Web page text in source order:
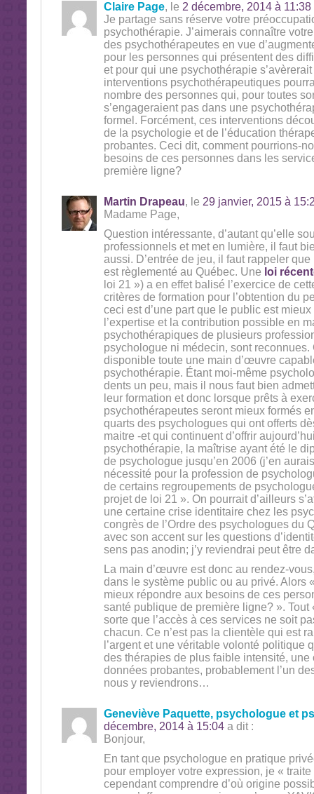
Claire Page, le 2 décembre, 2014 à 11:38
Je partage sans réserve votre
psychothérapie. J’aimerais connaître
des psychothérapeutes en vue
pour les personnes qui présentent des
et pour qui une psychothérapie
interventions psychothérapeutiques
nombre des personnes qui, pour toutes
s’engageraient pas dans une
formel. Forcément, ces interventions
de la psychologie et de l’éducation
probantes. Ceci dit, comment pourrions-
besoins de ces personnes dans les
première ligne?
Martin Drapeau, le 29 janvier, 2015 à
Madame Page,
Question intéressante, d’autant qu’elle
professionnels et met en lumière, il faut
aussi. D’entrée de jeu, il faut rappeler
est règlementé au Québec. Une loi
loi 21 ») a en effet balisé l’exercice de
critères de formation pour l’obtention du
ceci est d’une part que le public est
l’expertise et la contribution possible en
psychothérapiques de plusieurs
psychologue ni médecin, sont reconnues.
disponible toute une main d’œuvre
psychothérapie. Étant moi-même
dents un peu, mais il nous faut bien
leur formation et donc lorsque prêts à
psychothérapeutes seront mieux formés
quarts des psychologues qui ont offerts
maitre -et qui continuent d’offrir
psychothérapie, la maîtrise ayant été le
de psychologue jusqu’en 2006 (j’en
nécessité pour la profession de
de certains regroupements de
projet de loi 21 ». On pourrait d’ailleurs
une certaine crise identitaire chez les
congrès de l’Ordre des psychologues du
avec son accent sur les questions
sens pas anodin; j’y reviendrai peut être
La main d’œuvre est donc au rendez-
dans le système public ou au privé. Alors
mieux répondre aux besoins de ces
santé publique de première ligne? ».
sorte que l’accès à ces services ne soit
chacun. Ce n’est pas la clientèle qui est
l’argent et une véritable volonté politique
des thérapies de plus faible intensité, une
données probantes, probablement l’un
nous y reviendrons…
Geneviève Paquette, psychologue et
décembre, 2014 à 15:04a dit :
Bonjour,
En tant que psychologue en pratique
pour employer votre expression, je «
cependant comprendre d’où origine